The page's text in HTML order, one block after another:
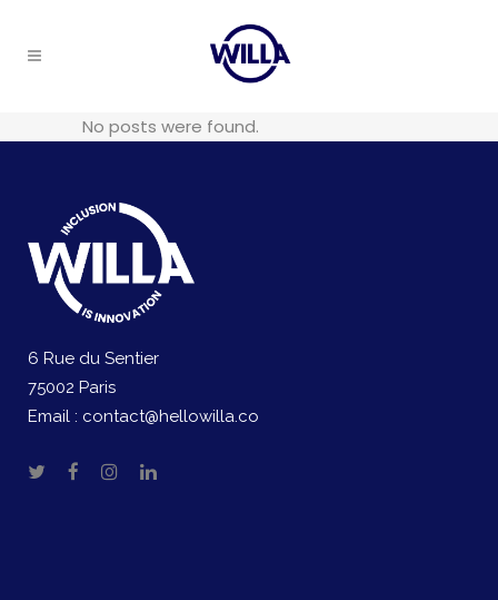
No posts were found.
6 Rue du Sentier
75002 Paris
Email : contact@hellowilla.co